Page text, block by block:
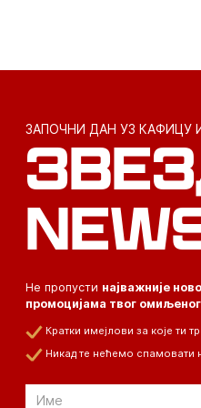
ЗАПОЧНИ ДАН УЗ КАФИЦУ
Не пропусти најважније
промоцијама твог
Кратки имејлови за које ти
Никад те нећемо
Email